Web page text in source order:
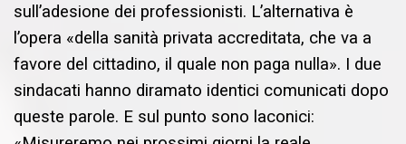
sull’adesione dei professionisti. L’alternativa è
l’opera «della sanità privata accreditata, che va a
favore del cittadino, il quale non paga nulla». I due
sindacati hanno diramato identici comunicati dopo
queste parole. E sul punto sono laconici: